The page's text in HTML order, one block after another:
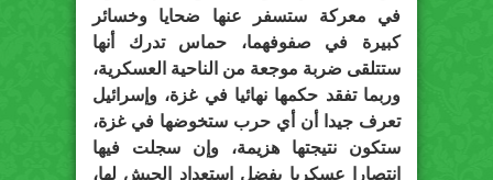
في معركة ستسفر عنها ضحايا وخسائر
كبيرة في صفوفهما، حماس تدرك أنها
ستتلقى ضربة موجعة من الناحية العسكرية،
وربما تفقد حكمها نهائيا في غزة، وإسرائيل
تعرف جيدا أن أي حرب ستخوضها في غزة،
ستكون نتيجتها هزيمة، وإن سجلت فيها
انتصارا عسكريا بفضل استعداد الجيش لها،